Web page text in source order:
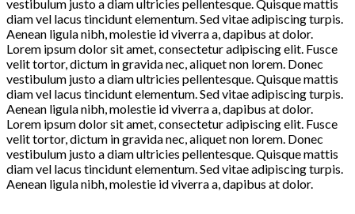
vestibulum justo a diam ultricies pellentesque. Quisque mattis
diam vel lacus tincidunt elementum. Sed vitae adipiscing turpis.
Aenean ligula nibh, molestie id viverra a, dapibus at dolor.
Lorem ipsum dolor sit amet, consectetur adipiscing elit. Fusce
velit tortor, dictum in gravida nec, aliquet non lorem. Donec
vestibulum justo a diam ultricies pellentesque. Quisque mattis
diam vel lacus tincidunt elementum. Sed vitae adipiscing turpis.
Aenean ligula nibh, molestie id viverra a, dapibus at dolor.
Lorem ipsum dolor sit amet, consectetur adipiscing elit. Fusce
velit tortor, dictum in gravida nec, aliquet non lorem. Donec
vestibulum justo a diam ultricies pellentesque. Quisque mattis
diam vel lacus tincidunt elementum. Sed vitae adipiscing turpis.
Aenean ligula nibh, molestie id viverra a, dapibus at dolor.